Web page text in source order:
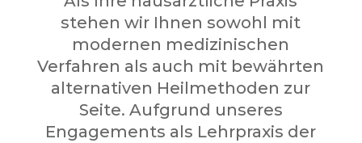
stehen wir Ihnen sowohl mit
modernen medizinischen
Verfahren als auch mit bewährten
alternativen Heilmethoden zur
Seite. Aufgrund unseres
Engagements als Lehrpraxis der